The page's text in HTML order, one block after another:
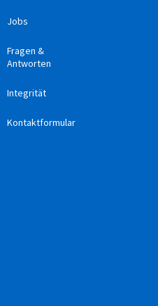
Jobs
Fragen &
Antworten
Integrität
Kontaktformular